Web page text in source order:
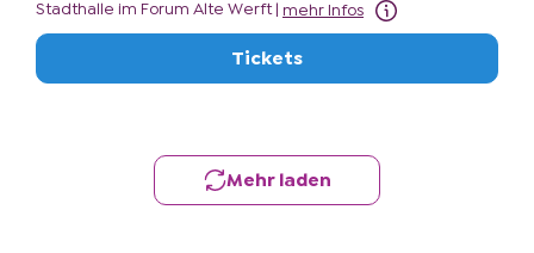
Stadthalle im Forum Alte Werft
mehr Infos
Tickets
Mehr laden